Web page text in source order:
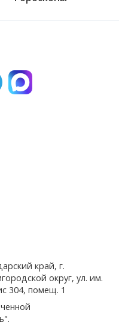
край, г.
округ, ул. им.
304, помещ. 1